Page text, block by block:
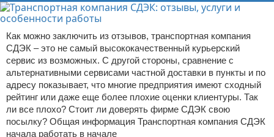
Как можно заключить из отзывов, транспортная компания
СДЭК – это не самый высококачественный курьерский
сервис из возможных. С другой стороны, сравнение с
альтернативными сервисами частной доставки в пункты и по
адресу показывает, что многие предприятия имеют сходный
рейтинг или даже еще более плохие оценки клиентуры. Так
ли все плохо? Стоит ли доверять фирме СДЭК свою
посылку? Общая информация Транспортная компания СДЭК
начала работать в начале